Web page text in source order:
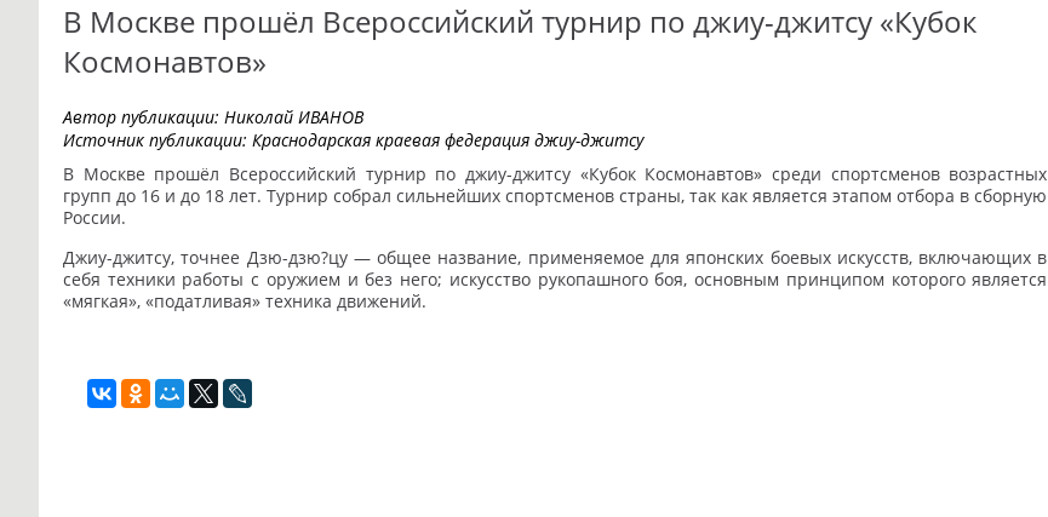
В Москве прошёл Всероссийский турнир по джиу-джитсу «Кубок
Космонавтов»
Автор публикации: Николай ИВАНОВ
Источник публикации: Краснодарская краевая федерация джиу-джитсу
В Москве прошёл Всероссийский турнир по джиу-джитсу «Кубок Космонавтов» среди спортсменов возрастных
групп до 16 и до 18 лет. Турнир собрал сильнейших спортсменов страны, так как является этапом отбора в сборную
России.
Джиу-джитсу, точнее Дзю-дзю?цу — общее название, применяемое для японских боевых искусств, включающих в
себя техники работы с оружием и без него; искусство рукопашного боя, основным принципом которого является
«мягкая», «податливая» техника движений.